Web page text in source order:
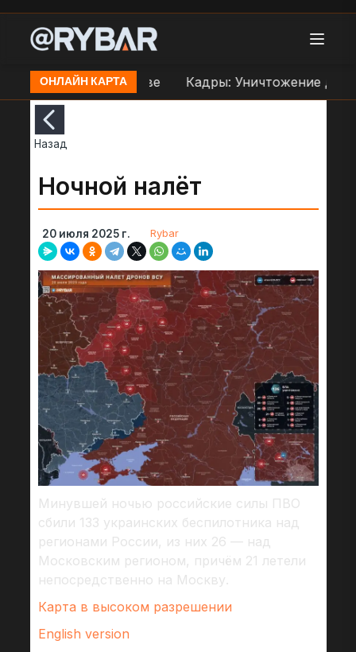
ОНЛАЙН КАРТА
ВСУ в Орехове Кадры: Уничтожение
Назад
Ночной налёт
20 июля 2025 г. Rybar
Минувшей ночью российские силы ПВО
сбили 133 украинских беспилотника над
регионами России, из них 26 — над
Московским регионом, причём 21 летели
непосредственно на Москву.
Карта в высоком разрешении
English version